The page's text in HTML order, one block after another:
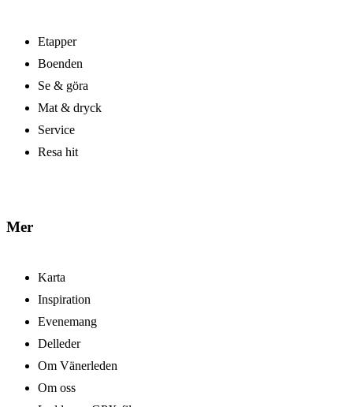
Etapper
Boenden
Se & göra
Mat & dryck
Service
Resa hit
Mer
Karta
Inspiration
Evenemang
Delleder
Om Vänerleden
Om oss